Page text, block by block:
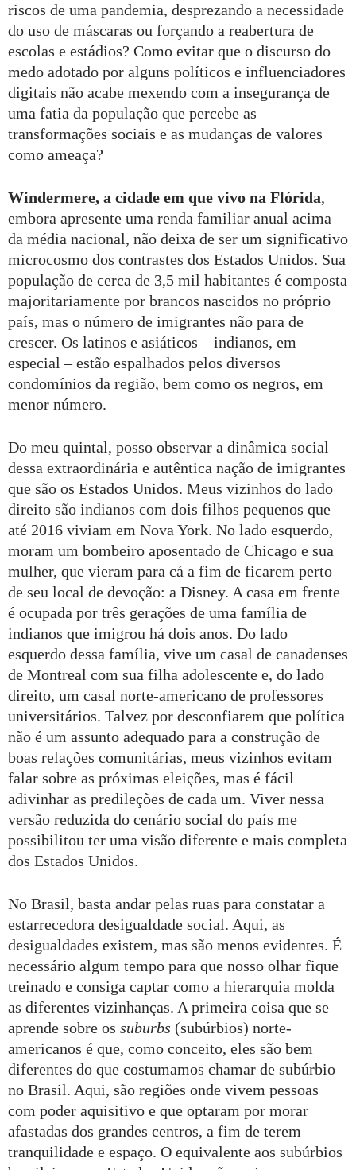
riscos de uma pandemia, desprezando a necessidade
do uso de máscaras ou forçando a reabertura de
escolas e estádios? Como evitar que o discurso do
medo adotado por alguns políticos e influenciadores
digitais não acabe mexendo com a insegurança de
uma fatia da população que percebe as
transformações sociais e as mudanças de valores
como ameaça?
Windermere, a cidade em que vivo na Flórida,
embora apresente uma renda familiar anual acima
da média nacional, não deixa de ser um significativo
microcosmo dos contrastes dos Estados Unidos. Sua
população de cerca de 3,5 mil habitantes é composta
majoritariamente por brancos nascidos no próprio
país, mas o número de imigrantes não para de
crescer. Os latinos e asiáticos – indianos, em
especial – estão espalhados pelos diversos
condomínios da região, bem como os negros, em
menor número.
Do meu quintal, posso observar a dinâmica social
dessa extraordinária e autêntica nação de imigrantes
que são os Estados Unidos. Meus vizinhos do lado
direito são indianos com dois filhos pequenos que
até 2016 viviam em Nova York. No lado esquerdo,
moram um bombeiro aposentado de Chicago e sua
mulher, que vieram para cá a fim de ficarem perto
de seu local de devoção: a Disney. A casa em frente
é ocupada por três gerações de uma família de
indianos que imigrou há dois anos. Do lado
esquerdo dessa família, vive um casal de canadenses
de Montreal com sua filha adolescente e, do lado
direito, um casal norte-americano de professores
universitários. Talvez por desconfiarem que política
não é um assunto adequado para a construção de
boas relações comunitárias, meus vizinhos evitam
falar sobre as próximas eleições, mas é fácil
adivinhar as predileções de cada um. Viver nessa
versão reduzida do cenário social do país me
possibilitou ter uma visão diferente e mais completa
dos Estados Unidos.
No Brasil, basta andar pelas ruas para constatar a
estarrecedora desigualdade social. Aqui, as
desigualdades existem, mas são menos evidentes. É
necessário algum tempo para que nosso olhar fique
treinado e consiga captar como a hierarquia molda
as diferentes vizinhanças. A primeira coisa que se
aprende sobre os suburbs (subúrbios) norte-
americanos é que, como conceito, eles são bem
diferentes do que costumamos chamar de subúrbio
no Brasil. Aqui, são regiões onde vivem pessoas
com poder aquisitivo e que optaram por morar
afastadas dos grandes centros, a fim de terem
tranquilidade e espaço. O equivalente aos subúrbios